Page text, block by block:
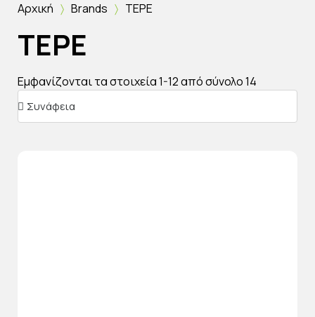
Αρχική Brands TEPE
TEPE
Εμφανίζονται τα στοιχεία 1-12 από σύνολο 14